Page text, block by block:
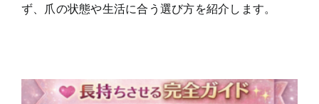
ず、爪の状態や生活に合う選び方を紹介します。